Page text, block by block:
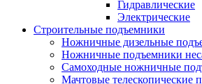
Гидравлические
Электрические
Строительные подъемники
Ножничные дизельные
Ножничные подъемники
Самоходные ножничные
Мачтовые телескопические